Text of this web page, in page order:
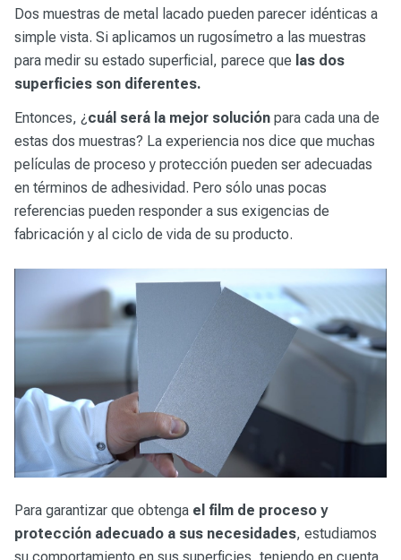
Dos muestras de metal lacado pueden parecer idénticas a
simple vista. Si aplicamos un rugosímetro a las muestras
para medir su estado superficial, parece que las dos
superficies son diferentes.
Entonces, ¿ cuál será la mejor solución para cada una de
estas dos muestras? La experiencia nos dice que muchas
películas de proceso y protección pueden ser adecuadas
en términos de adhesividad. Pero sólo unas pocas
referencias pueden responder a sus exigencias de
fabricación y al ciclo de vida de su producto.
Para garantizar que obtenga el film de proceso y
protección adecuado a sus necesidades, estudiamos